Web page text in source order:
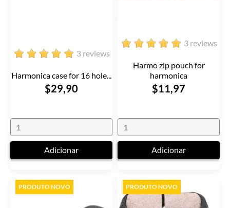
3 reviews
Harmonica case for 16 hole...
$29,90
Adicionar
3 reviews
Harmo zip pouch for
harmonica
$11,97
Adicionar
PRODUTO NOVO PRODUTO NOVO